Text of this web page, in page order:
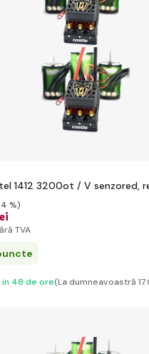
1412 3200ot / V senzored,
%)
TVA
48 de ore(La dumneavoastră